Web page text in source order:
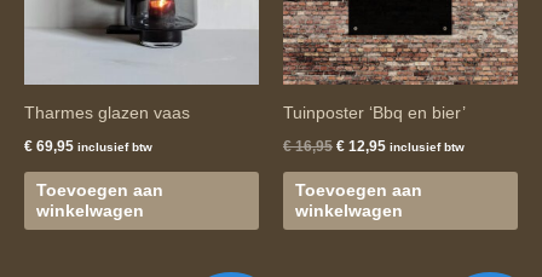
Tharmes glazen vaas
€ 69,95 inclusief btw
Toevoegen aan
winkelwagen
Tuinposter ‘Bbq en bier’
€16,95 € 12,95 inclusief btw
Toevoegen aan
winkelwagen